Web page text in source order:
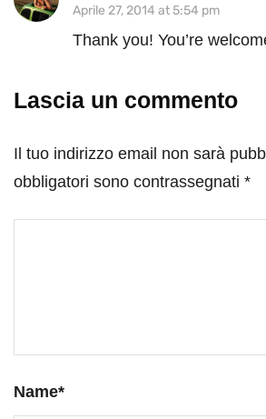
Aprile 27, 2014 at 5:54 pm
Thank you! You’re
Lascia un commento
Il tuo indirizzo email non sarà
obbligatori sono contrassegnati *
Name*